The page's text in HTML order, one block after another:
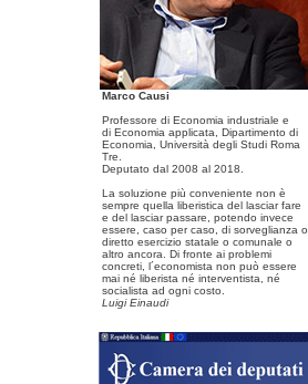
Marco Causi
Professore di Economia industriale e
di Economia applicata, Dipartimento di
Economia, Università degli Studi Roma
Tre.
Deputato dal 2008 al 2018.
La soluzione più conveniente non è
sempre quella liberistica del lasciar fare
e del lasciar passare, potendo invece
essere, caso per caso, di sorveglianza o
diretto esercizio statale o comunale o
altro ancora. Di fronte ai problemi
concreti, l´economista non può essere
mai né liberista né interventista, né
socialista ad ogni costo.
Luigi Einaudi